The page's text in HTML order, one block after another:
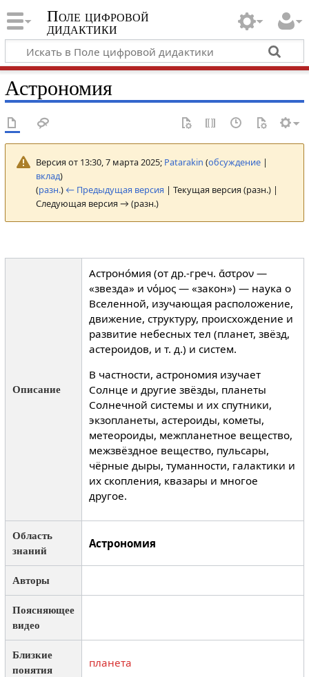
Поле цифровой
дидактики
Астрономия
Версия от 13:30, 7 марта 2025; Patarakin (обсуждение|
вклад)
(разн.) ← Предыдущая версия | Текущая версия (разн.) |
Следующая версия → (разн.)
Описание
Астроно́мия (от др.-греч. ἄστρον —
«звезда» и νόμος — «закон») — наука о
Вселенной, изучающая расположение,
движение, структуру, происхождение и
развитие небесных тел (планет, звёзд,
астероидов, и т. д.) и систем.
В частности, астрономия изучает
Солнце и другие звёзды, планеты
Солнечной системы и их спутники,
экзопланеты, астероиды, кометы,
метеороиды, межпланетное вещество,
межзвёздное вещество, пульсары,
чёрные дыры, туманности, галактики и
их скопления, квазары и многое
другое.
Область
знаний
Астрономия
Авторы
Поясняющее
видео
Близкие
понятия
планета